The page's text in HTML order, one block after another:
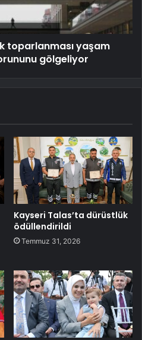
toparlanması yaşam
gölgeliyor
Kayseri Talas’ta dürüstlük
ödüllendirildi
Temmuz 31, 2026